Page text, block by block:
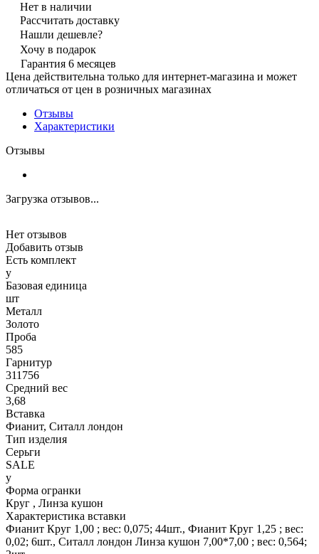
Нет в наличии
Рассчитать доставку
Нашли дешевле?
Хочу в подарок
Гарантия 6 месяцев
Цена действительна только для интернет-магазина и может
отличаться от цен в розничных магазинах
Отзывы
Характеристики
Отзывы
Загрузка отзывов...
Нет отзывов
Добавить отзыв
Есть комплект
y
Базовая единица
шт
Металл
Золото
Проба
585
Гарнитур
311756
Средний вес
3,68
Вставка
Фианит, Ситалл лондон
Тип изделия
Серьги
SALE
y
Форма огранки
Круг , Линза кушон
Характеристика вставки
Фианит Круг 1,00 ; вес: 0,075; 44шт., Фианит Круг 1,25 ; вес:
0,02; 6шт., Ситалл лондон Линза кушон 7,00*7,00 ; вес: 0,564;